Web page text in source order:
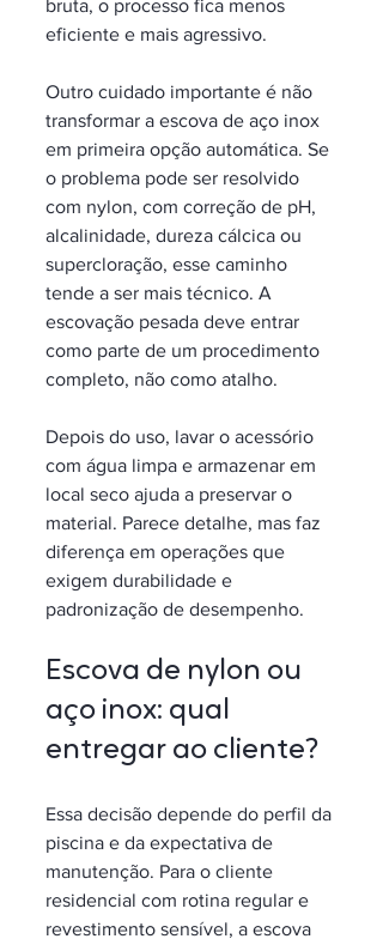
bruta, o processo fica menos
eficiente e mais agressivo.
Outro cuidado importante é não
transformar a escova de aço inox
em primeira opção automática. Se
o problema pode ser resolvido
com nylon, com correção de pH,
alcalinidade, dureza cálcica ou
supercloração, esse caminho
tende a ser mais técnico. A
escovação pesada deve entrar
como parte de um procedimento
completo, não como atalho.
Depois do uso, lavar o acessório
com água limpa e armazenar em
local seco ajuda a preservar o
material. Parece detalhe, mas faz
diferença em operações que
exigem durabilidade e
padronização de desempenho.
Escova de nylon ou
aço inox: qual
entregar ao cliente?
Essa decisão depende do perfil da
piscina e da expectativa de
manutenção. Para o cliente
residencial com rotina regular e
revestimento sensível, a escova